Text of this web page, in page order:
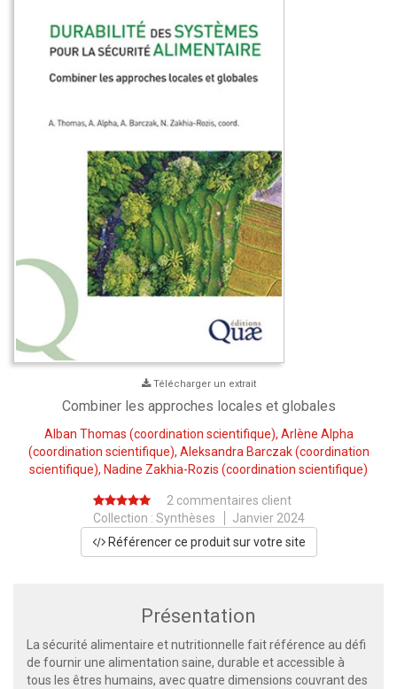
Télécharger un extrait
Combiner les approches locales et globales
Alban Thomas (coordination scientifique), Arlène Alpha
(coordination scientifique), Aleksandra Barczak(coordination
scientifique), Nadine Zakhia-Rozis (coordination scientifique)
2 commentaires client
Collection : Synthèses
Janvier 2024
Référencer ce produit sur votre site
Présentation
La sécurité alimentaire et nutritionnelle fait référence au défi
de fournir une alimentation saine, durable et accessible à
tous les êtres humains, avec quatre dimensions couvrant des